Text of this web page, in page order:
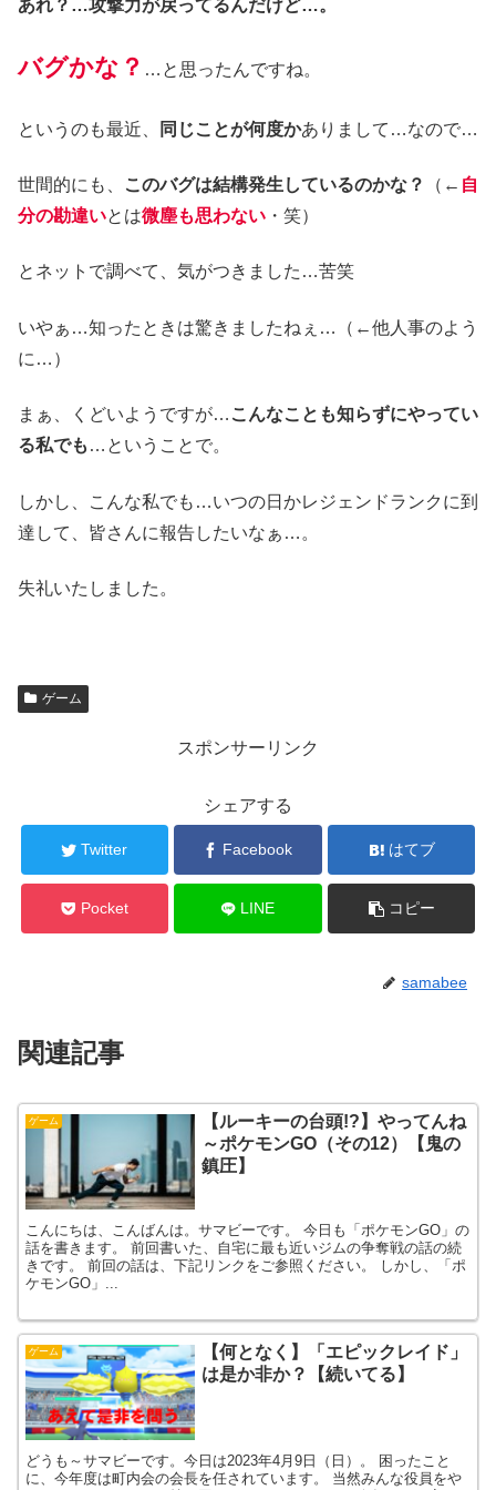
あれ？…攻撃力が戻ってるんだけど…。
バグかな？ …と思ったんですね。
というのも最近、 同じことが何度かありまして…なので…
世間的にも、 このバグは結構発生しているのかな？ （← 自
分の勘違いとは微塵も思わない ・笑）
とネットで調べて、気がつきました…苦笑
いやぁ…知ったときは驚きましたねぇ…（←他人事のよう
に…）
まぁ、くどいようですが… こんなことも知らずにやってい
る私でも …ということで。
しかし、こんな私でも…いつの日かレジェンドランクに到
達して、皆さんに報告したいなぁ…。
失礼いたしました。
ゲーム
スポンサーリンク
シェアする
Twitter Facebook はてブ
Pocket LINE コピー
samabee
関連記事
ゲーム
【ルーキーの台頭!?】やってんね
～ポケモンGO（その12）【鬼の
鎮圧】
こんにちは、こんばんは。サマビーです。 今日も「ポケモンGO」の
話を書きます。 前回書いた、自宅に最も近いジムの争奪戦の話の続
きです。 前回の話は、下記リンクをご参照ください。 しかし、「ポ
ケモンGO」...
ゲーム
【何となく】「エピックレイド」
は是か非か？【続いてる】
どうも～サマビーです。今日は2023年4月9日（日）。 困ったこと
に、今年度は町内会の会長を任されています。 当然みんな役員をや